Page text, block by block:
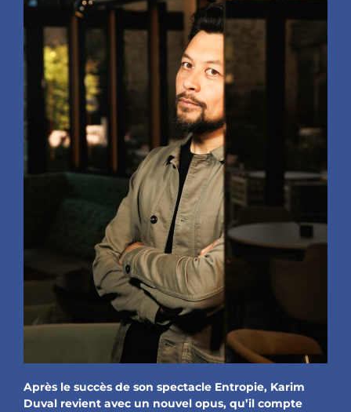
Après le succès de son spectacle Entropie, Karim
Duval revient avec un nouvel opus, qu’il compte